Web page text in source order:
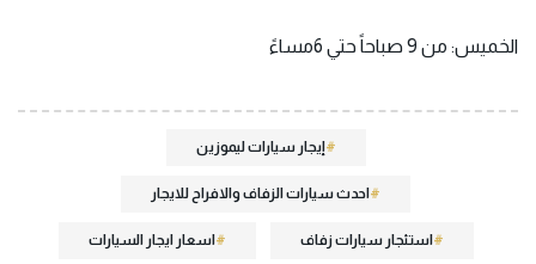
الخميس: من 9 صباحاً حتي 6مساءً
إيجار سيارات ليموزين
احدث سيارات الزفاف والافراح للايجار
استئجار سيارات زفاف اسعار ايجار السيارات